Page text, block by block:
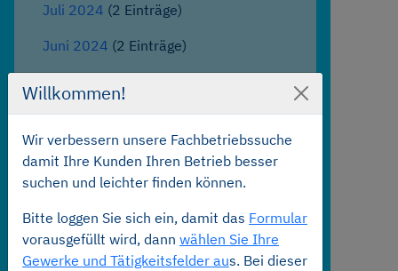
Juli 2024 (2 Einträge)
Juni 2024 (2 Einträge)
2023
Dezember 2023(1 Eintrag)
November 2023 (1 Eintrag)
August 2023(1 Eintrag)
Juni 2023 (3 Einträge)
Willkommen!
Wir verbessern unsere Fachbetriebssuche
damit Ihre Kunden Ihren Betrieb besser
suchen und leichter finden können.
Bitte loggen Sie sich ein, damit das Formular
vorausgefüllt wird, dann wählen Sie Ihre
Gewerke und Tätigkeitsfelder aus. Bei dieser